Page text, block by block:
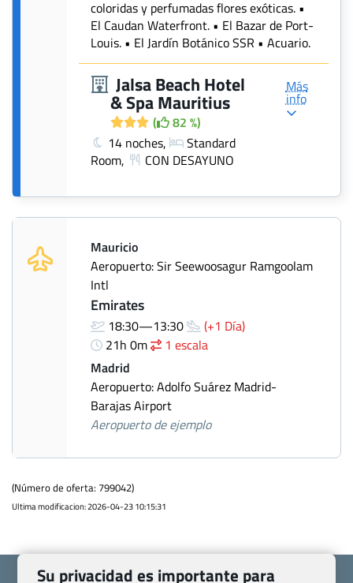
coloridas y perfumadas flores exóticas. •
El Caudan Waterfront. • El Bazar de Port-
Louis. • El Jardín Botánico SSR • Acuario.
Jalsa Beach Hotel
& Spa Mauritius
(
82 %)
14 noches,
Standard
Room,
CON DESAYUNO
Más
info
Mauricio
Aeropuerto: Sir Seewoosagur Ramgoolam
Intl
Emirates
18:30—13:30
(+1 Día)
21h 0m
1 escala
Madrid
Aeropuerto: Adolfo Suárez Madrid-
Barajas Airport
Aeropuerto de ejemplo
(Número de oferta: 799042)
Ultima modificacion: 2026-04-23 10:15:31
Su privacidad es importante para